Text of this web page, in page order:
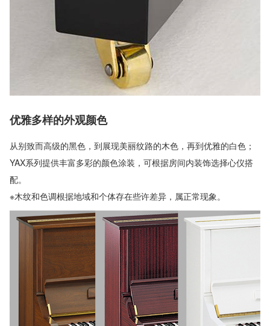
优雅多样的外观颜色
从别致而高级的黑色，到展现美丽纹路的木色，再到优雅的白色；
YAX系列提供丰富多彩的颜色涂装，可根据房间内装饰选择心仪搭
配。
※木纹和色调根据地域和个体存在些许差异，属正常现象。